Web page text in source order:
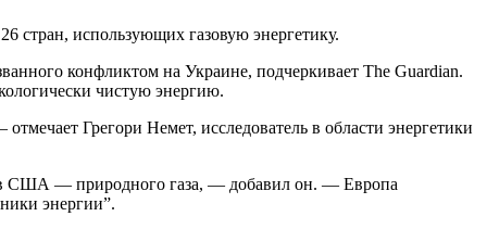
стран, использующих газовую энергетику.
конфликтом на Украине, подчеркивает The Guardian.
чистую энергию.
Грегори Немет, исследователь в области энергетики
а в США — природного газа, — добавил он. — Европа
энергии”.